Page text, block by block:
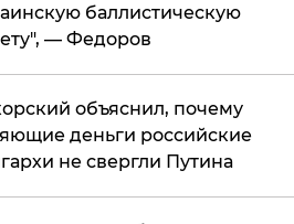
баллистическую
— Федоров
объяснил, почему
деньги российские
не свергли Путина